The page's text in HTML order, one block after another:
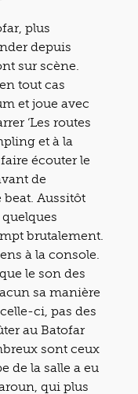
plus
depuis
sur scène.
tout cas
et joue avec
‘Les routes
et à la
écouter le
de
beat. Aussitôt
brutalement.
à la console.
le son des
sa manière
ci, pas des
au Batofar
sont ceux
de la salle a eu
qui plus